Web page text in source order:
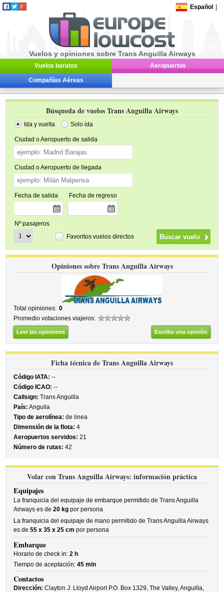
Español
Vuelos y opiniones sobre Trans Anguilla Airways
Vuelos baratos Aeropuertos
Compañías Aéreas
Búsqueda de vuelos Trans Anguilla Airways
Ida y vuelta Solo ida
Ciudad o Aeropuerto de salida
Ciudad o Aeropuerto de llegada
Fecha de salida Fecha de regreso
Nº pasajeros
Favoritos vuelos directos
Opiniones sobre Trans Anguilla Airways
Total opiniones: 0
Promedio votaciones viajeros:
Leer las opiniones Escribe una opinión
Ficha técnica de Trans Anguilla Airways
Código IATA: --
Código ICAO: --
Callsign: Trans Anguilla
País: Anguila
Tipo de aerolínea: de linea
Dimensión de la flota: 4
Aeropuertos servidos: 21
Número de rutas: 42
Volar con Trans Anguilla Airways: información práctica
Equipajes
La franquicia del equipaje de embarque permitido de Trans Anguilla
Airways es de20 kg por persona
La franquicia del equipaje de mano permitido de Trans Anguilla Airways
es de55 x 35 x 25 cm por persona
Embarque
Horario de check in:2 h
Tiempo de aceptación:45 min
Contactos
Dirección: Clayton J. Lloyd Airport P.O. Box 1329, The Valley, Anguilla,